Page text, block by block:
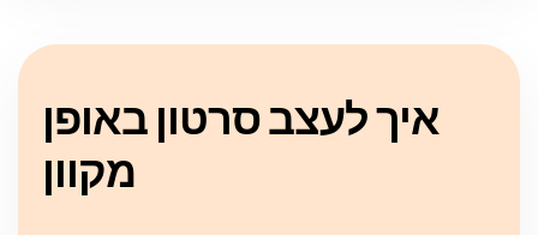
איך לעצב סרטון באופן
מקוון